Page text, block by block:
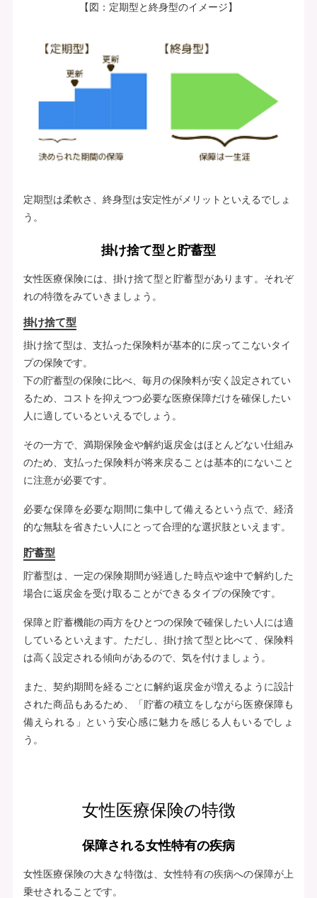
【図：定期型と終身型のイメージ】
定期型は柔軟さ、終身型は安定性がメリットといえるでしょ
う。
掛け捨て型と貯蓄型
女性医療保険には、掛け捨て型と貯蓄型があります。それぞ
れの特徴をみていきましょう。
掛け捨て型
掛け捨て型は、支払った保険料が基本的に戻ってこないタイ
プの保険です。
下の貯蓄型の保険に比べ、毎月の保険料が安く設定されてい
るため、コストを抑えつつ必要な医療保障だけを確保したい
人に適しているといえるでしょう。
その一方で、満期保険金や解約返戻金はほとんどない仕組み
のため、支払った保険料が将来戻ることは基本的にないこと
に注意が必要です。
必要な保障を必要な期間に集中して備えるという点で、経済
的な無駄を省きたい人にとって合理的な選択肢といえます。
貯蓄型
貯蓄型は、一定の保険期間が経過した時点や途中で解約した
場合に返戻金を受け取ることができるタイプの保険です。
保障と貯蓄機能の両方をひとつの保険で確保したい人には適
しているといえます。ただし、掛け捨て型と比べて、保険料
は高く設定される傾向があるので、気を付けましょう。
また、契約期間を経るごとに解約返戻金が増えるように設計
された商品もあるため、「貯蓄の積立をしながら医療保障も
備えられる」という安心感に魅力を感じる人もいるでしょ
う。
女性医療保険の特徴
保障される女性特有の疾病
女性医療保険の大きな特徴は、女性特有の疾病への保障が上
乗せされることです。